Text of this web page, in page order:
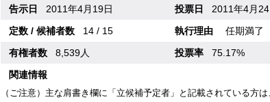
告示日 2011年4月19日 投票日
2011年4月24
定数 / 候補者数
14 / 15 執行理由
任期満了
有権者数
8,539人 投票率 75.17%
関連情報
（ご注意）主な肩書き欄に「立候補予定者」と記載されている方